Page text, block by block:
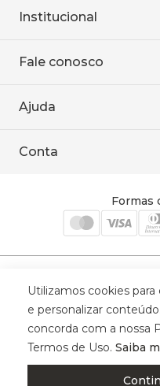
Institucional
Onde encontrar
Baixe o APP
Fale conosco
WhatsApp
Ajuda
Política de entrega
Conta
Cadastre-se
Formas
| CNPJ: 59.907.634/
Utilizamos cookies
e personalizar
concorda com a nossa
Termos de Uso. Saiba